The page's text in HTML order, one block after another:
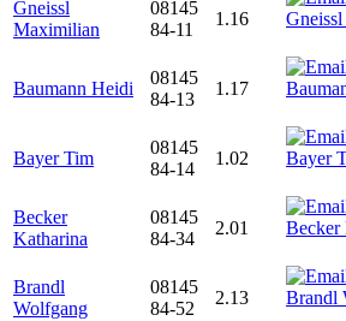
Gneissl
Maximilian
08145
84-11
1.16
Baumann Heidi
08145
84-13
1.17
Bayer Tim
08145
84-14
1.02
Becker
Katharina
08145
84-34
2.01
Brandl
Wolfgang
08145
84-52
2.13